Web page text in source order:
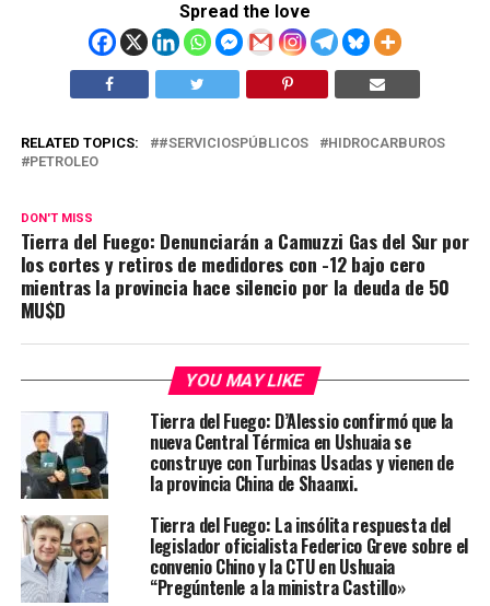
Spread the love
RELATED TOPICS: #SERVICIOSPÚBLICOS
HIDROCARBUROS
PETROLEO
DON'T MISS
Tierra del Fuego: Denunciarán a Camuzzi Gas del Sur por
los cortes y retiros de medidores con -12 bajo cero
mientras la provincia hace silencio por la deuda de 50
MU$D
YOU MAY LIKE
Tierra del Fuego: D’Alessio confirmó que la
nueva Central Térmica en Ushuaia se
construye con Turbinas Usadas y vienen de
la provincia China de Shaanxi.
Tierra del Fuego: La insólita respuesta del
legislador oficialista Federico Greve sobre el
convenio Chino y la CTU en Ushuaia
“Pregúntenle a la ministra Castillo»